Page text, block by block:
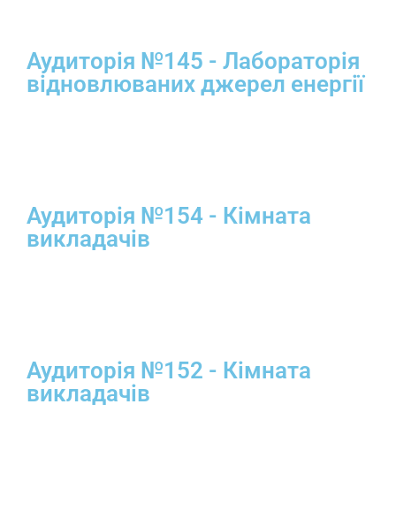
Аудиторія №145 - Лабораторія
відновлюваних джерел енергії
Аудиторія №154 - Кімната
викладачів
Аудиторія №152 - Кімната
викладачів